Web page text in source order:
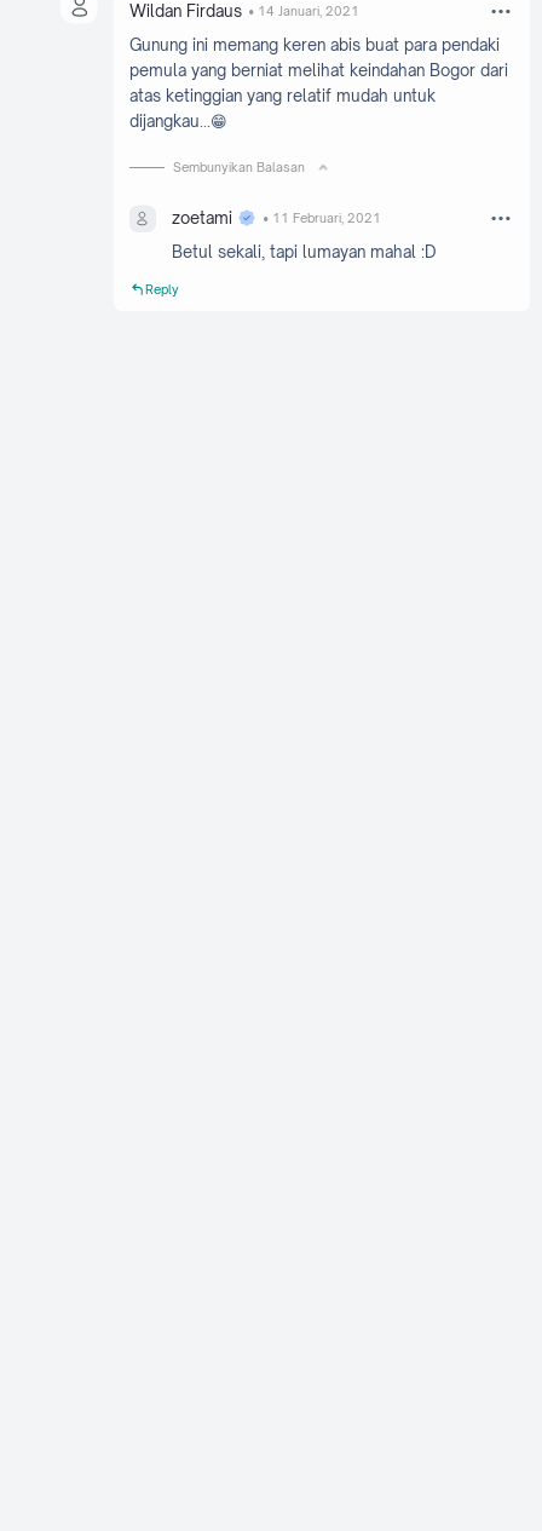
Wildan Firdaus 14 Januari, 2021
Gunung ini memang keren abis buat para pendaki
pemula yang berniat melihat keindahan Bogor dari
atas ketinggian yang relatif mudah untuk
dijangkau...😁
Sembunyikan Balasan
zoetami 11 Februari, 2021
Betul sekali, tapi lumayan mahal :D
Reply